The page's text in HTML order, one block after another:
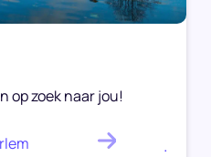
op zoek naar jou!
.